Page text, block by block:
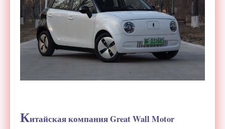
Китайская компания Great Wall Motor